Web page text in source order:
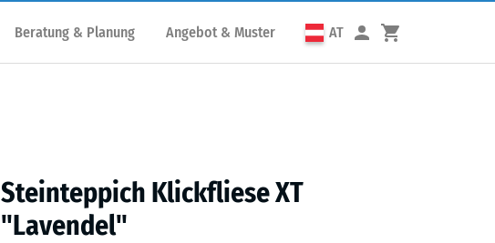
Beratung & Planung Angebot & Muster AT
Steinteppich Klickfliese XT
"Lavendel"